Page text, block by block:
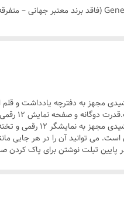
پایه و پیشرفته (جمع، تفریق،
و قابل حمل
دانشجویان، مهندسان و استفاده
سریع و یادداشت‌برداری دیجیتال با
مجهز به دفترچه یادداشت و قلم
کند
می توانید آن را در هر جایی
تبلت نوشتن برای پاک کردن